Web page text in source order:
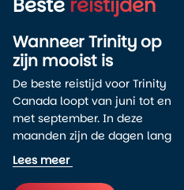
Bestereistijden
Wanneer Trinity op
zijn mooist is
De beste reistijd voor Trinity
Canada loopt van juni tot en
met september. In deze
maanden zijn de dagen lang
en is het weer relatief mild.
Juni en juli zijn ideaal voor
Lees meer